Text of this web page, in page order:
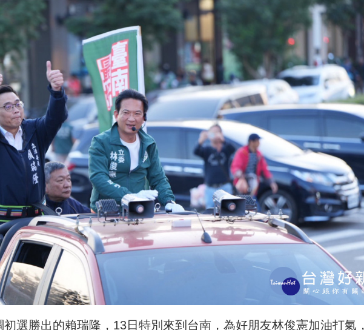
初選勝出的賴瑞隆，13日特別來到台南，為好朋友林俊憲加油打氣